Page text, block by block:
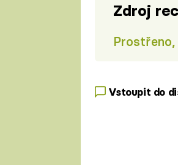
Zdroj
Vstoupit do